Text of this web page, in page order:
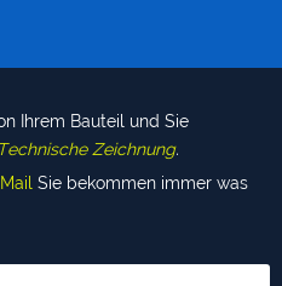
Ihrem Bauteil und Sie
Zeichnung.
Mail Sie bekommen immer was